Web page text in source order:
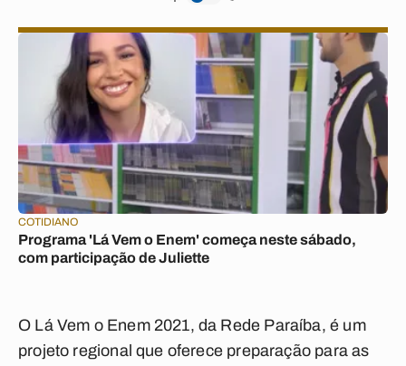
COTIDIANO
Programa 'Lá Vem o Enem' começa neste sábado,
com participação de Juliette
O Lá Vem o Enem 2021, da Rede Paraíba, é um
projeto regional que oferece preparação para as